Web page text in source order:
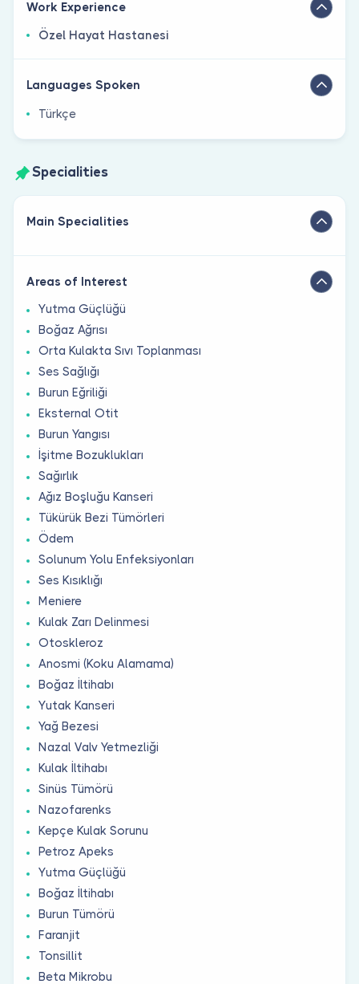
Work Experience
Özel Hayat Hastanesi
Languages Spoken
Türkçe
Specialities
Main Specialities
Areas of Interest
Yutma Güçlüğü
Boğaz Ağrısı
Orta Kulakta Sıvı Toplanması
Ses Sağlığı
Burun Eğriliği
Eksternal Otit
Burun Yangısı
İşitme Bozuklukları
Sağırlık
Ağız Boşluğu Kanseri
Tükürük Bezi Tümörleri
Ödem
Solunum Yolu Enfeksiyonları
Ses Kısıklığı
Meniere
Kulak Zarı Delinmesi
Otoskleroz
Anosmi (Koku Alamama)
Boğaz İltihabı
Yutak Kanseri
Yağ Bezesi
Nazal Valv Yetmezliği
Kulak İltihabı
Sinüs Tümörü
Nazofarenks
Kepçe Kulak Sorunu
Petroz Apeks
Yutma Güçlüğü
Boğaz İltihabı
Burun Tümörü
Faranjit
Tonsillit
Beta Mikrobu